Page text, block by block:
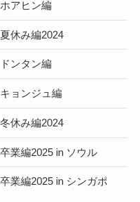
アヒン編
休み編2024
ンタン編
ョンジュ編
休み編2024
業編2025 in ソウル
業編2025 in シンガポ